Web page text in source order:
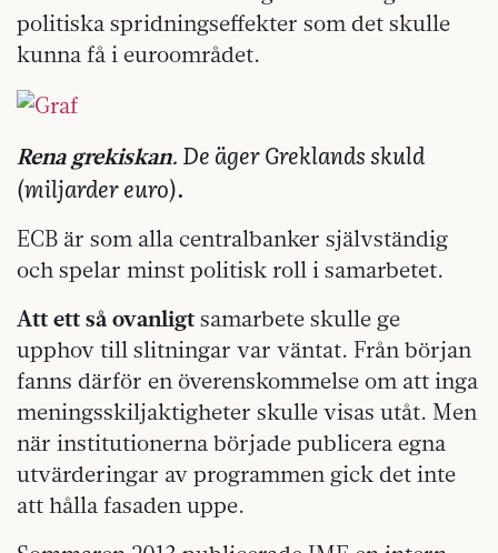
politiska spridningseffekter som det skulle
kunna få i euroområdet.
Rena grekiskan. De äger Greklands skuld
(miljarder euro).
ECB är som alla centralbanker självständig
och spelar minst politisk roll i samarbetet.
Att ett så ovanligt samarbete skulle ge
upphov till slitningar var väntat. Från början
fanns därför en överenskommelse om att inga
meningsskiljaktigheter skulle visas utåt. Men
när institutionerna började publicera egna
utvärderingar av programmen gick det inte
att hålla fasaden uppe.